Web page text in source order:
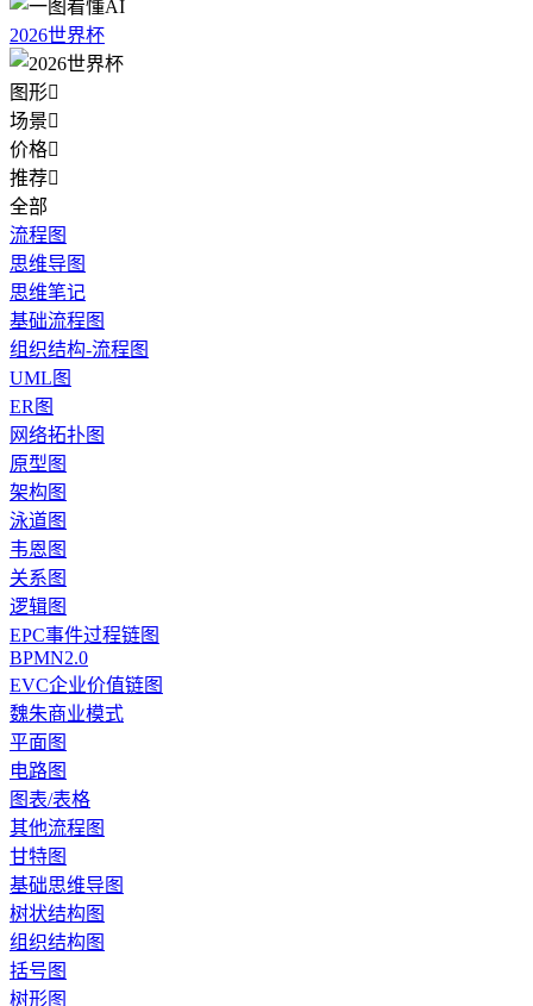
2026世界杯
图形
场景
价格
推荐
全部
流程图
思维导图
思维笔记
基础流程图
组织结构-流程图
UML图
ER图
网络拓扑图
原型图
架构图
泳道图
韦恩图
关系图
逻辑图
EPC事件过程链图
BPMN2.0
EVC企业价值链图
魏朱商业模式
平面图
电路图
图表/表格
其他流程图
甘特图
基础思维导图
树状结构图
组织结构图
括号图
树形图